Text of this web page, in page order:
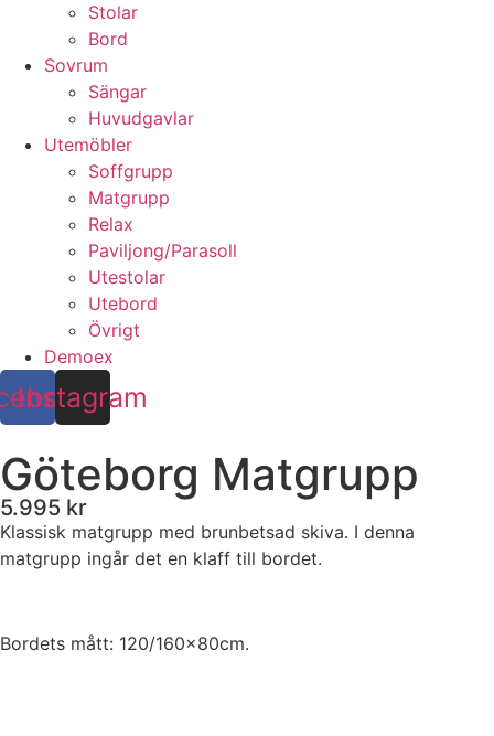
Stolar
Bord
Sovrum
Sängar
Huvudgavlar
Utemöbler
Soffgrupp
Matgrupp
Relax
Paviljong/Parasoll
Utestolar
Utebord
Övrigt
Demoex
Instagram
Göteborg Matgrupp
5.995 kr
Klassisk matgrupp med brunbetsad skiva. I denna
matgrupp ingår det en klaff till bordet.
Bordets mått: 120/160x80cm.